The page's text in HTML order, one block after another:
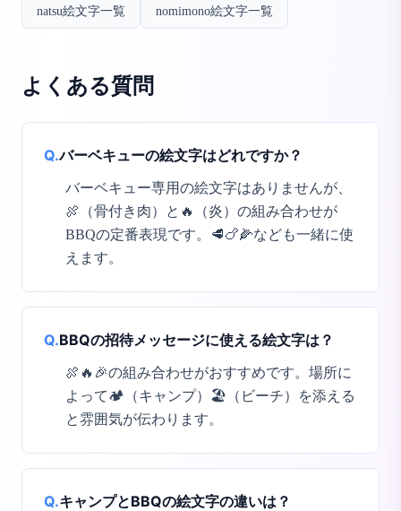
natsu絵文字一覧 nomimono絵文字一覧
よくある質問
Q.バーベキューの絵文字はどれですか？
バーベキュー専用の絵文字はありませんが、
🍖（骨付き肉）と🔥（炎）の組み合わせが
BBQの定番表現です。🥩🍗🌽なども一緒に使
えます。
Q.BBQの招待メッセージに使える絵文字は？
🍖🔥🎉の組み合わせがおすすめです。場所に
よって🏕️（キャンプ）🏖️（ビーチ）を添える
と雰囲気が伝わります。
Q.キャンプとBBQの絵文字の違いは？